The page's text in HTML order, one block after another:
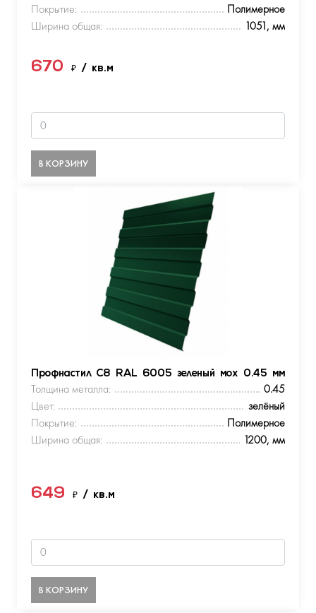
Покрытие:
Полимерное
Ширина общая:
1051, мм
670 ₽ / кв.м
В КОРЗИНУ
Профнастил С8 RAL 6005 зеленый мох 0.45 мм
Толщина металла:
0.45
Цвет:
зелёный
Покрытие:
Полимерное
Ширина общая:
1200, мм
649 ₽ / кв.м
В КОРЗИНУ